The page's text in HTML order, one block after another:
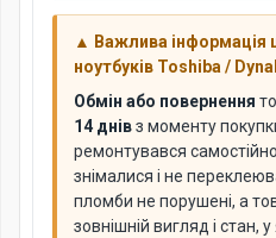
▲ Важлива інформація
ноутбуків Toshiba /
Обмін або повернення
14 днівз моменту
ремонтувався
знімалися і не
пломби не порушені, а
зовнішній вигляд і стан,